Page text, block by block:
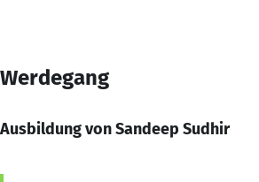
Werdegang
Ausbildung von Sandeep Sudhir